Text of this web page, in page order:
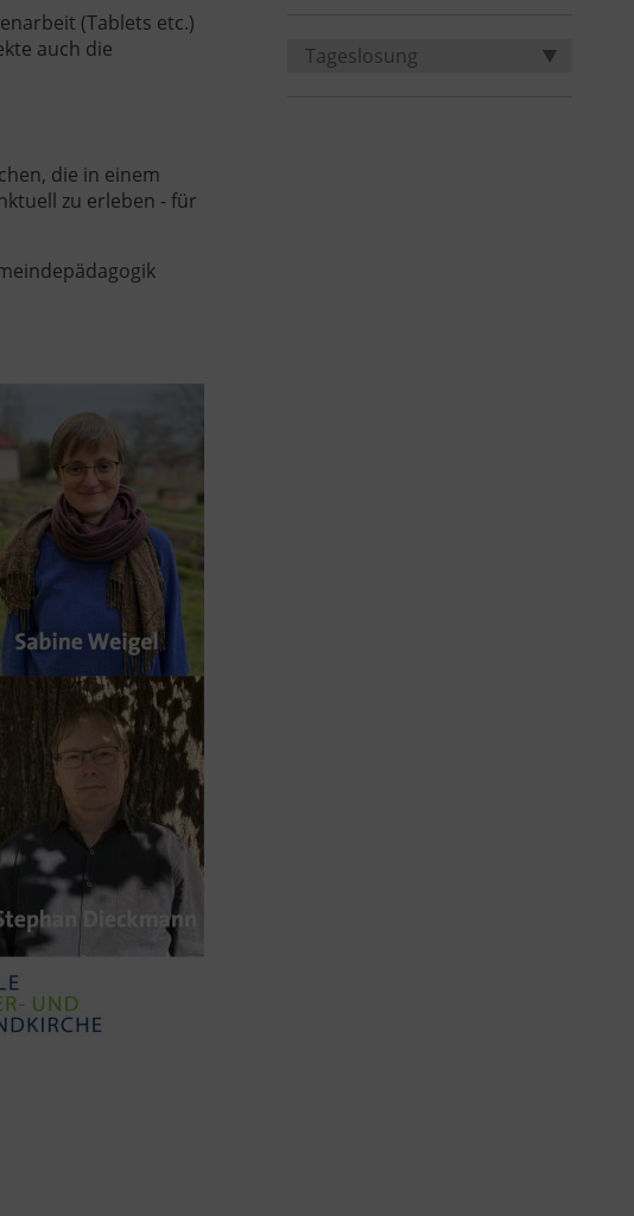
(Tablets etc.)
auch die
die in einem
zu erleben - für
Tageslosung